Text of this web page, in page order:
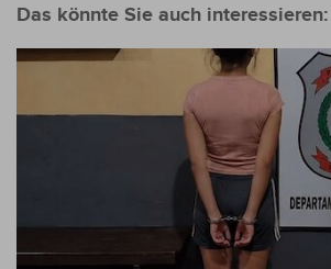
Das könnte Sie auch interessieren: